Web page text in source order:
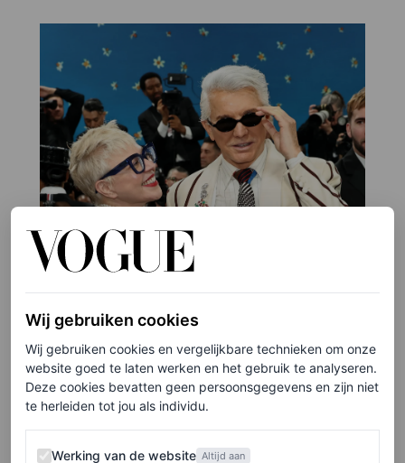
Wij gebruiken cookies
Wij gebruiken cookies en vergelijkbare technieken om onze
website goed te laten werken en het gebruik te analyseren.
Deze cookies bevatten geen persoonsgegevens en zijn niet
te herleiden tot jou als individu.
Werking van de website
Werking van de website Altijd aan